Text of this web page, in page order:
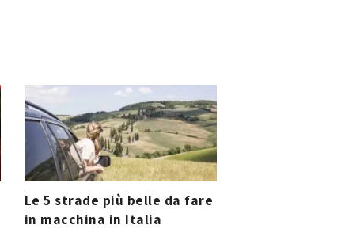
Le 5 strade più belle da fare
in macchina in Italia